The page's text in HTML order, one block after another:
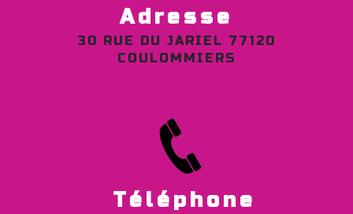
Adresse
30 RUE DU JARIEL 77120
COULOMMIERS
Téléphone